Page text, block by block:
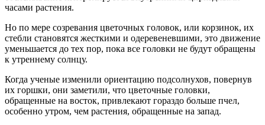
часами растения.
Но по мере созревания цветочных головок, или корзинок, их
стебли становятся жесткими и одеревеневшими, это движение
уменьшается до тех пор, пока все головки не будут обращены
к утреннему солнцу.
Когда ученые изменили ориентацию подсолнухов, повернув
их горшки, они заметили, что цветочные головки,
обращенные на восток, привлекают гораздо больше пчел,
особенно утром, чем растения, обращенные на запад.